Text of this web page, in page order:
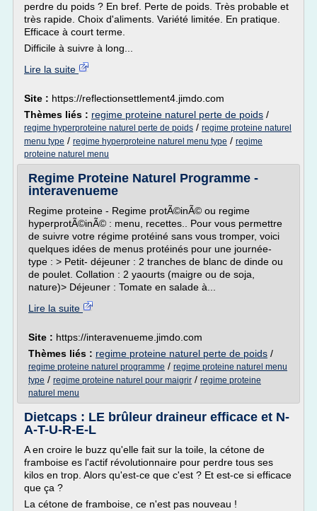
perdre du poids ? En bref. Perte de poids. Très probable et
très rapide. Choix d'aliments. Variété limitée. En pratique.
Efficace à court terme.
Difficile à suivre à long...
Lire la suite
Site : https://reflectionsettlement4.jimdo.com
Thèmes liés : regime proteine naturel perte de poids /
regime hyperproteine naturel perte de poids / regime proteine naturel
menu type / regime hyperproteine naturel menu type / regime
proteine naturel menu
Regime Proteine Naturel Programme -
interavenueme
Regime proteine - Regime protÃ©inÃ© ou regime
hyperprotÃ©inÃ© : menu, recettes.. Pour vous permettre
de suivre votre régime protéiné sans vous tromper, voici
quelques idées de menus protéinés pour une journée-
type : > Petit- déjeuner : 2 tranches de blanc de dinde ou
de poulet. Collation : 2 yaourts (maigre ou de soja,
nature)> Déjeuner : Tomate en salade à...
Lire la suite
Site : https://interavenueme.jimdo.com
Thèmes liés : regime proteine naturel perte de poids /
regime proteine naturel programme / regime proteine naturel menu
type / regime proteine naturel pour maigrir / regime proteine
naturel menu
Dietcaps : LE brûleur draineur efficace et N-
A-T-U-R-E-L
A en croire le buzz qu'elle fait sur la toile, la cétone de
framboise es l'actif révolutionnaire pour perdre tous ses
kilos en trop. Alors qu'est-ce que c'est ? Et est-ce si efficace
que ça ?
La cétone de framboise, ce n'est pas nouveau !